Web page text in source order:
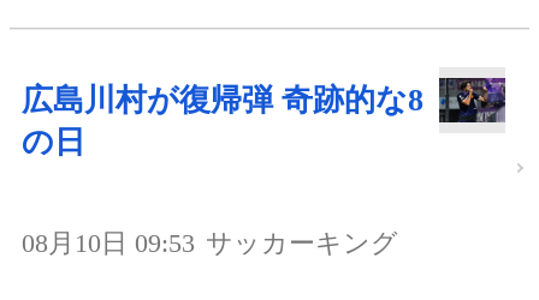
広島川村が復帰弾 奇跡的な8
の日
08月10日 09:53 サッカーキング